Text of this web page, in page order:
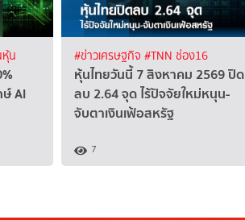
น
AI
#ข่าวเศรษฐกิจ #TNN ช่อง16
หุ้นไทยวันนี้ 7 สิงหาคม 2569 ปิด
ลบ 2.64 จุด ไร้ปัจจัยใหม่หนุน-
จับตาเงินเฟ้อสหรัฐ
7